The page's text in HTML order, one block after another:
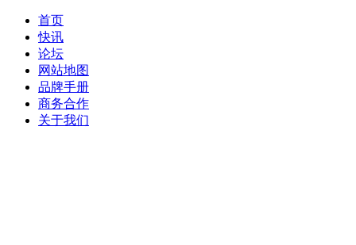
首页
快讯
论坛
网站地图
品牌手册
商务合作
关于我们